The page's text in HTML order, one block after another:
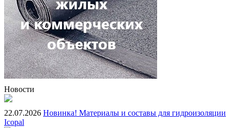
Новости
22.07.2026 Новинка! Материалы и составы для гидроизоляции
Icopal